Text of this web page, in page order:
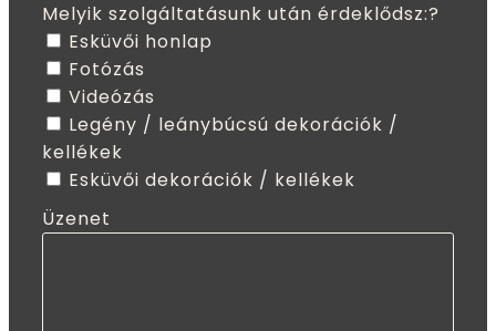
Melyik szolgáltatásunk után érdeklődsz:?
Esküvői honlap
Fotózás
Videózás
Legény / leánybúcsú dekorációk /
kellékek
Esküvői dekorációk / kellékek
Üzenet